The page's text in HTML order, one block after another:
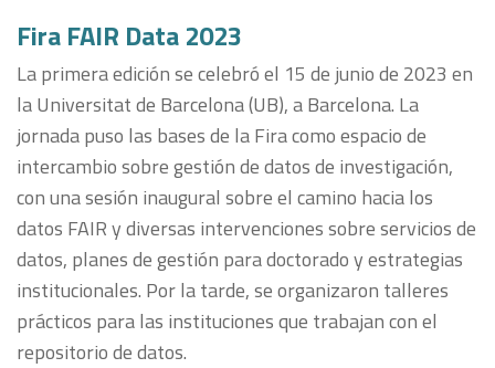
Fira FAIR Data 2023
La primera edición se celebró el 15 de junio de 2023 en
la Universitat de Barcelona (UB), a Barcelona. La
jornada puso las bases de la Fira como espacio de
intercambio sobre gestión de datos de investigación,
con una sesión inaugural sobre el camino hacia los
datos FAIR y diversas intervenciones sobre servicios de
datos, planes de gestión para doctorado y estrategias
institucionales. Por la tarde, se organizaron talleres
prácticos para las instituciones que trabajan con el
repositorio de datos.